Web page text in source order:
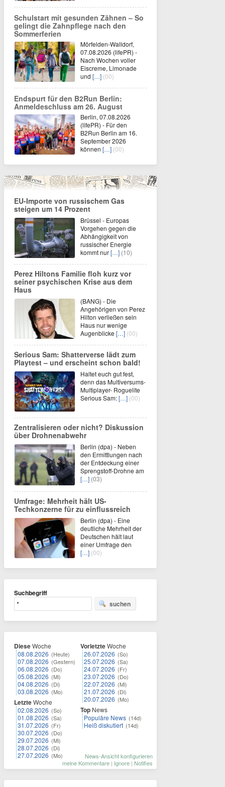
Schulstart mit gesunden Zähnen – So
gelingt die Zahnpflege nach den
Sommerferien
Mörfelden-Walldorf,
07.08.2026 (lifePR) -
Nach Wochen voller
Eiscreme, Limonade
und […] (00)
Endspurt für den B2Run Berlin:
Anmeldeschluss am 26. August
Berlin, 07.08.2026
(lifePR) - Für den
B2Run Berlin am 16.
September 2026
können […] (00)
EU-Importe von russischem Gas
steigen um 14 Prozent
Brüssel - Europas
Vorgehen gegen die
Abhängigkeit von
russischer Energie
kommt nur[…] (10)
Perez Hiltons Familie floh kurz vor
seiner psychischen Krise aus dem
Haus
(BANG) - Die
Angehörigen von Perez
Hilton verließen sein
Haus nur wenige
Augenblicke […] (00)
Serious Sam: Shatterverse lädt zum
Playtest – und erscheint schon bald!
Haltet euch gut fest,
denn das Multiversums-
Multiplayer- Roguelite
Serious Sam:[…] (00)
Zentralisieren oder nicht? Diskussion
über Drohnenabwehr
Berlin (dpa) - Neben
den Ermittlungen nach
der Entdeckung einer
Sprengstoff-Drohne am
[…] (03)
Umfrage: Mehrheit hält US-
Techkonzerne für zu einflussreich
Berlin (dpa) - Eine
deutliche Mehrheit der
Deutschen hält laut
einer Umfrage den
[…] (00)
Suchbegriff
suchen
DieseWoche
08.08.2026 (Heute)
07.08.2026 (Gestern)
06.08.2026 (Do)
05.08.2026 (Mi)
04.08.2026 (Di)
03.08.2026 (Mo)
LetzteWoche
02.08.2026 (So)
01.08.2026 (Sa)
31.07.2026 (Fr)
30.07.2026 (Do)
29.07.2026 (Mi)
28.07.2026 (Di)
27.07.2026 (Mo)
VorletzteWoche
26.07.2026 (So)
25.07.2026 (Sa)
24.07.2026 (Fr)
23.07.2026 (Do)
22.07.2026 (Mi)
21.07.2026 (Di)
20.07.2026 (Mo)
Top News
Populäre News (14d)
Heiß diskutiert (14d)
News-Ansicht konfigurieren
meine Kommentare | Ignore | Notifies